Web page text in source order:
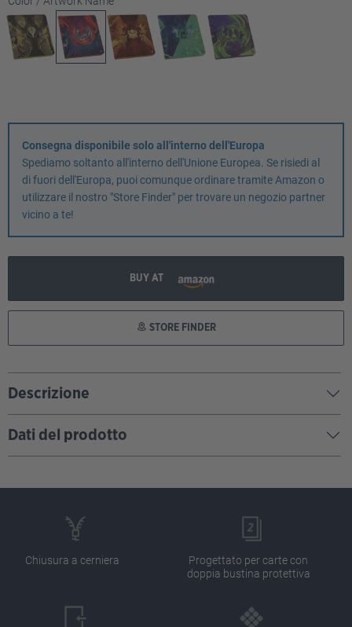
Consegna disponibile solo all'interno dell'Europa
Spediamo soltanto all'interno dell'Unione Europea. Se risiedi al
di fuori dell'Europa, puoi comunque ordinare tramite Amazon o
utilizzare il nostro "Store Finder" per trovare un negozio partner
vicino a te!
BUY AT
STORE FINDER
Descrizione
Dati del prodotto
Chiusura a cerniera
Progettato per carte con
doppia bustina protettiva